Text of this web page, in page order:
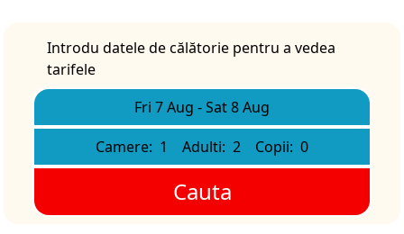
Introdu datele de călătorie pentru a vedea
tarifele
Fri 7 Aug -Sat 8 Aug
Camere: 1 Adulti: 2 Copii: 0
Cauta